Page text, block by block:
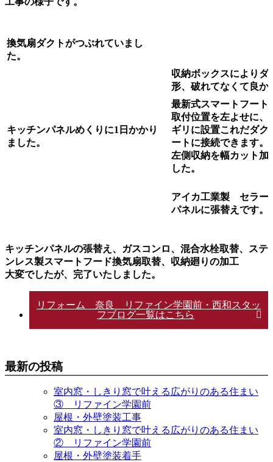
換気扇ダクトがつぶれていまし
た。
収納ボックスによりダ
形、破れてなくて良か
キッチンパネルめくりに1日かかり
ました。
最新式スマートフート
取付位置を左よせに、
ギリに設置これだダク
ートに接続できます。
左側収納を幅カット加
した。
アイカ工業製 セラー
パネルに張替えです。
キッチンパネルの張替え、ガスコンロ、混合水栓取替、ステ
ンレス製スマートフード換気扇取替、収納廻りの加工
大変でしたが、完了いたしました。
リフォーム 奈良 リファイン学園前・西和スタッ
フブログ一覧はこちら
最新の投稿
室内窓・しきり窓で叶える広がりのある住まい
③ リファイン学園前
屋根・外壁塗装工事
室内窓・しきり窓で叶える広がりのある住まい
② リファイン学園前
屋根・外壁塗装着手